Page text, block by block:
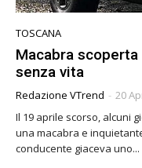
TOSCANA
Macabra
senza vita
Redazione VTrend - 20
Il 19 aprile scorso, alcuni
una macabra e
conducente giaceva uno...